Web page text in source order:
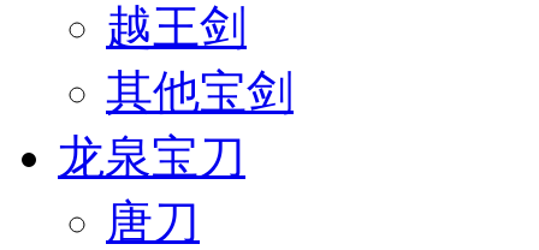
越王剑
其他宝剑
龙泉宝刀
唐刀